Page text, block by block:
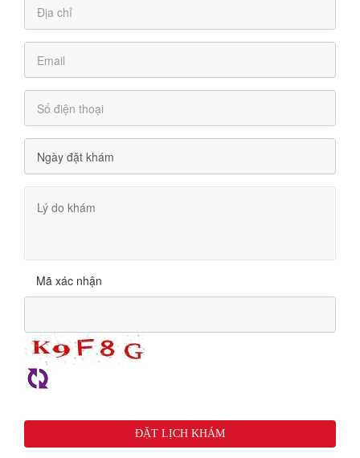
Mã xác nhận